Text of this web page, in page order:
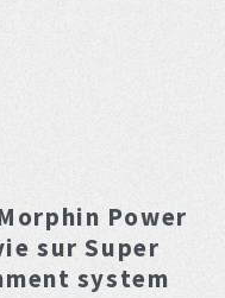
Power
sur Super
system